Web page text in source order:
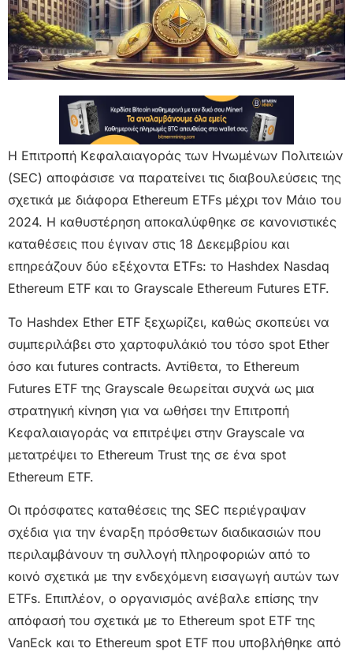
Η Επιτροπή Κεφαλαιαγοράς των Ηνωμένων Πολιτειών
(SEC) αποφάσισε να παρατείνει τις διαβουλεύσεις της
σχετικά με διάφορα Ethereum ETFs μέχρι τον Μάιο του
2024. Η καθυστέρηση αποκαλύφθηκε σε κανονιστικές
καταθέσεις που έγιναν στις 18 Δεκεμβρίου και
επηρεάζουν δύο εξέχοντα ETFs: το Hashdex Nasdaq
Ethereum ETF και το Grayscale Ethereum Futures ETF.
Το Hashdex Ether ETF ξεχωρίζει, καθώς σκοπεύει να
συμπεριλάβει στο χαρτοφυλάκιό του τόσο spot Ether
όσο και futures contracts. Αντίθετα, το Ethereum
Futures ETF της Grayscale θεωρείται συχνά ως μια
στρατηγική κίνηση για να ωθήσει την Επιτροπή
Κεφαλαιαγοράς να επιτρέψει στην Grayscale να
μετατρέψει το Ethereum Trust της σε ένα spot
Ethereum ETF.
Οι πρόσφατες καταθέσεις της SEC περιέγραψαν
σχέδια για την έναρξη πρόσθετων διαδικασιών που
περιλαμβάνουν τη συλλογή πληροφοριών από το
κοινό σχετικά με την ενδεχόμενη εισαγωγή αυτών των
ETFs. Επιπλέον, ο οργανισμός ανέβαλε επίσης την
απόφασή του σχετικά με το Ethereum spot ETF της
VanEck και το Ethereum spot ETF που υποβλήθηκε από